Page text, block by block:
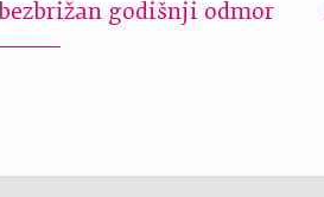
godišnji odmor